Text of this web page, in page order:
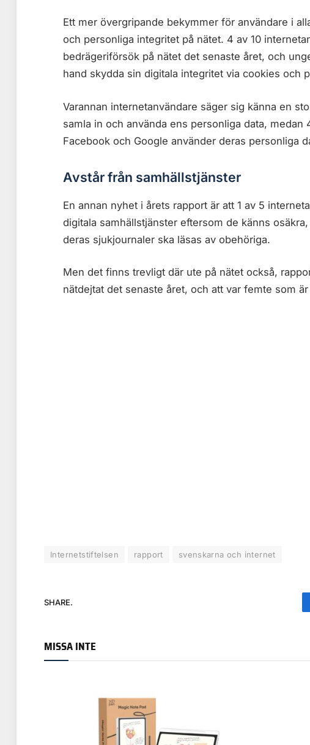
Ett mer övergripande bekymmer för användare i
och personliga integritet på nätet. 4 av 10
bedrägeriförsök på nätet det senaste året, och
hand skydda sin digitala integritet via cookies och
Varannan internetanvändare säger sig känna en
samla in och använda ens personliga data,
Facebook och Google använder deras personliga
Avstår från samhällstjänster
En annan nyhet i årets rapport är att 1 av 5
digitala samhällstjänster eftersom de känns
deras sjukjournaler ska läsas av obehöriga.
Men det finns trevligt där ute på nätet också,
nätdejtat det senaste året, och att var femte som
Internetstiftelsen rapport svenskarna och internet
SHARE.
MISSA INTE